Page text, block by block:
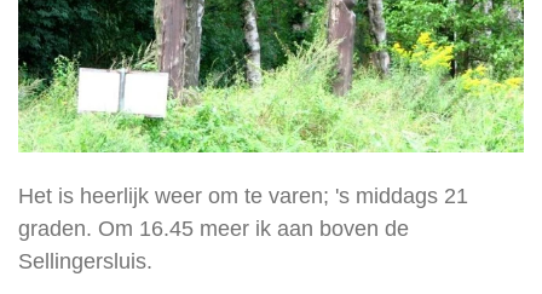
Het is heerlijk weer om te varen; 's middags 21
graden. Om 16.45 meer ik aan boven de
Sellingersluis.